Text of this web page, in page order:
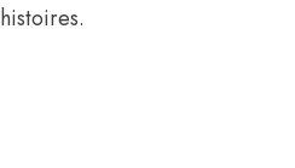
histoires.